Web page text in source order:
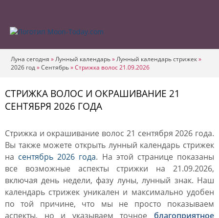
Луна сегодня »Лунный календарь»Лунный календарь стрижек»
2026 год»Сентябрь»Стрижка волос 21.09.2026
СТРИЖКА ВОЛОС И ОКРАШИВАНИЕ 21
СЕНТЯБРЯ 2026 ГОДА
Стрижка и окрашивание волос 21 сентября 2026 года.
Вы также можете открыть лунный календарь стрижек
на сентябрь 2026 года. На этой странице показаны
все возможные аспекты стрижки на 21.09.2026,
включая день недели, фазу луны, лунный знак. Наш
календарь стрижек уникален и максимально удобен
по той причине, что мы не просто показываем
аспекты, но и указываем точное благоприятное